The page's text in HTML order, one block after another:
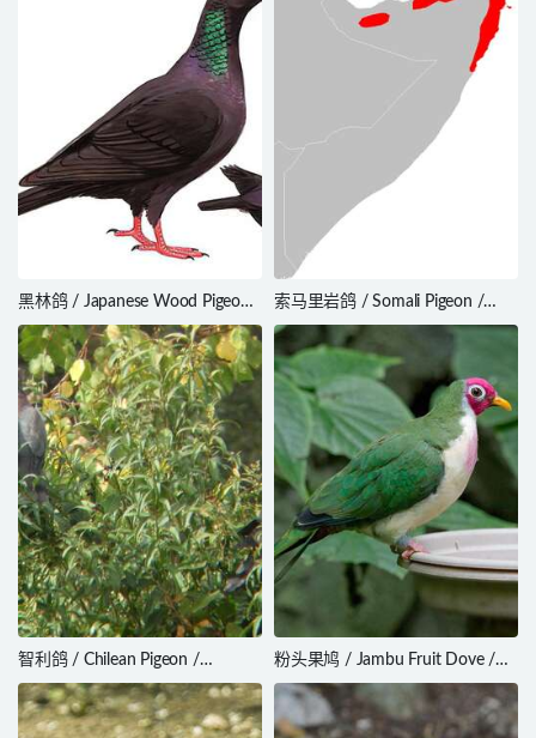
黑林鸽 / Japanese Wood Pigeon /
Columba janthina
索马里岩鸽 / Somali Pigeon /
Columba oliviae
智利鸽 / Chilean Pigeon /
Patagioenas araucana
粉头果鸠 / Jambu Fruit Dove /
Ptilinopus jambu